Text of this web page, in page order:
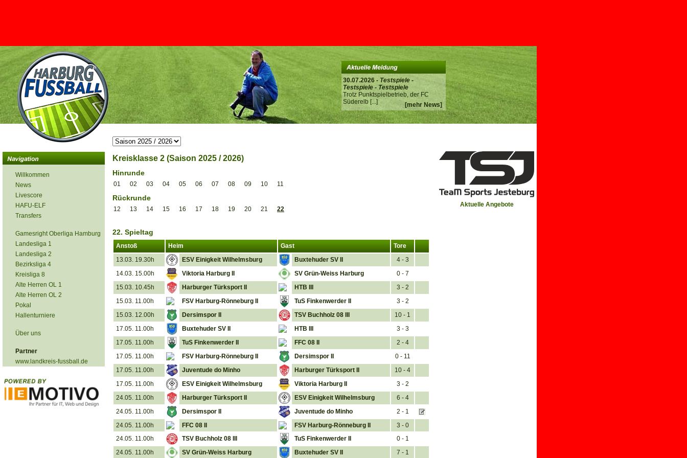
30.07.2026 - Testspiele -
Testspiele - Testspiele
Trotz Punktspielbetrieb, der FC
Süderelb [...] [mehr News]
Willkommen
News
Livescore
HAFU-ELF
Transfers
Gamesright Oberliga Hamburg
Landesliga 1
Landesliga 2
Bezirksliga 4
Kreisliga 8
Alte Herren OL 1
Alte Herren OL 2
Pokal
Hallenturniere
Über uns
Partner
www.landkreis-fussball.de
Kreisklasse 2 (Saison 2025 / 2026)
Hinrunde
01 02 03 04 05 06 07 08 09 10 11
Rückrunde
12 13 14 15 16 17 18 19 20 21 22
22. Spieltag
Anstoß Heim Gast
Tore
13.03. 19.30h
ESV Einigkeit Wilhelmsburg Buxtehuder SV II
4 - 3
14.03. 15.00h
Viktoria Harburg II SV Grün-Weiss Harburg
0 - 7
15.03. 10.45h
Harburger Türksport II HTB III
3 - 2
15.03. 11.00h
FSV Harburg-Rönneburg II TuS Finkenwerder II
3 - 2
15.03. 12.00h
Dersimspor II TSV Buchholz 08 III
10 - 1
17.05. 11.00h
Buxtehuder SV II HTB III
3 - 3
17.05. 11.00h
TuS Finkenwerder II FFC 08 II
2 - 4
17.05. 11.00h
FSV Harburg-Rönneburg II Dersimspor II
0 - 11
17.05. 11.00h
Juventude do Minho Harburger Türksport II
10 - 4
17.05. 11.00h
ESV Einigkeit Wilhelmsburg Viktoria Harburg II
3 - 2
24.05. 11.00h
Harburger Türksport II ESV Einigkeit Wilhelmsburg
6 - 4
24.05. 11.00h
Dersimspor II Juventude do Minho
2 - 1
24.05. 11.00h
FFC 08 II FSV Harburg-Rönneburg II
3 - 0
24.05. 11.00h
TSV Buchholz 08 III TuS Finkenwerder II
0 - 1
24.05. 11.00h
SV Grün-Weiss Harburg Buxtehuder SV II 7 - 1
Aktuelle Angebote